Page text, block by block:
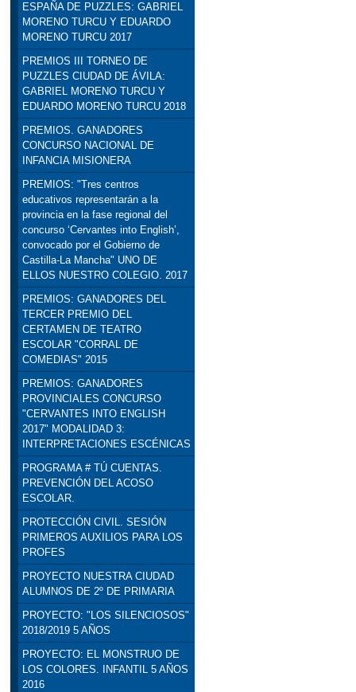
ESPAÑA DE PUZZLES: GABRIEL
MORENO TURCU Y EDUARDO
MORENO TURCU 2017
PREMIOS III TORNEO DE
PUZZLES CIUDAD DE ÁVILA:
GABRIEL MORENO TURCU Y
EDUARDO MORENO TURCU 2018
PREMIOS. GANADORES
CONCURSO NACIONAL DE
INFANCIA MISIONERA
PREMIOS: "Tres centros
educativos representarán a la
provincia en la fase regional del
concurso ‘Cervantes into English’,
convocado por el Gobierno de
Castilla-La Mancha" UNO DE
ELLOS NUESTRO COLEGIO. 2017
PREMIOS: GANADORES DEL
TERCER PREMIO DEL
CERTAMEN DE TEATRO
ESCOLAR "CORRAL DE
COMEDIAS" 2015
PREMIOS: GANADORES
PROVINCIALES CONCURSO
"CERVANTES INTO ENGLISH
2017" MODALIDAD 3:
INTERPRETACIONES ESCÉNICAS
PROGRAMA # TÚ CUENTAS.
PREVENCIÓN DEL ACOSO
ESCOLAR.
PROTECCIÓN CIVIL. SESIÓN
PRIMEROS AUXILIOS PARA LOS
PROFES
PROYECTO NUESTRA CIUDAD
ALUMNOS DE 2º DE PRIMARIA
PROYECTO: "LOS SILENCIOSOS"
2018/2019 5 AÑOS
PROYECTO: EL MONSTRUO DE
LOS COLORES. INFANTIL 5 AÑOS
2016